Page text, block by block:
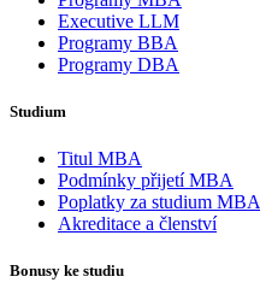
Executive LLM
Programy BBA
Programy DBA
Studium
Titul MBA
Podmínky přijetí MBA
Poplatky za studium MBA
Akreditace a členství
Bonusy ke studiu